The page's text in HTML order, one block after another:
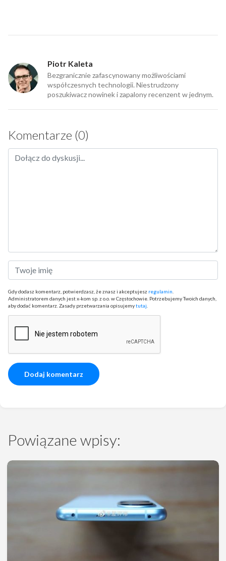
Piotr Kaleta
Bezgranicznie zafascynowany możliwościami
współczesnych technologii. Niestrudzony
poszukiwacz nowinek i zapalony recenzent w jednym.
Komentarze (0)
Gdy dodasz komentarz, potwierdzasz, że znasz i akceptujesz regulamin
Administratorem danych jest x-kom sp. z o.o. w Częstochowie. Potrzebujemy Twoich danych,
aby dodać komentarz. Zasady przetwarzania opisujemytutaj
Powiązane wpisy: